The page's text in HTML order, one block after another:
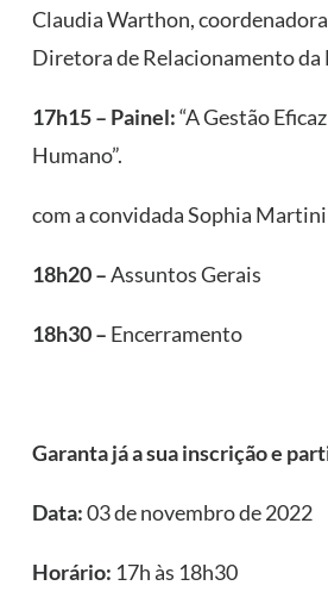
Claudia Warthon,
Diretora de Relacionamento da
17h15 – Painel:“A Gestão
Humano”.
com a convidada Sophia
18h20 –Assuntos Gerais
18h30 – Encerramento
Garanta já a sua inscrição e
Data:03 de novembro de 2022
Horário: 17h às 18h30